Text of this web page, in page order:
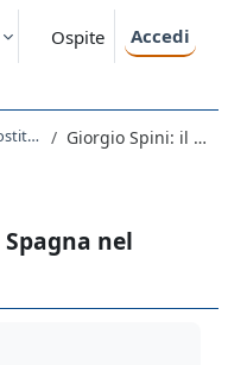
Ospite Accedi
LEZIONE 5-9. Costituzioni. La Charte octroyée di Luigi XVIII. Tentativi costituzionali in Spagna, a Napoli e a Torino (1820-23). Giorgio Spini: il mito della Spagna nel Risorgimento italiano
nel